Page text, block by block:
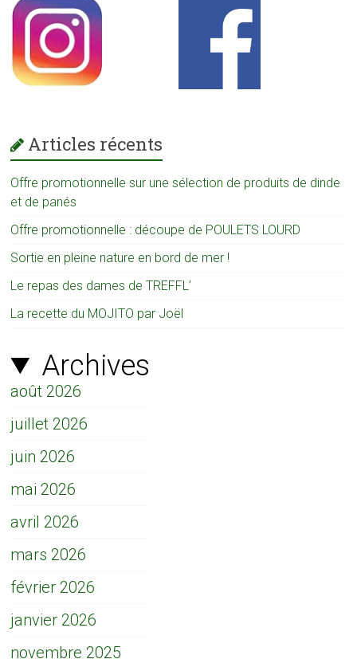
Articles récents
Offre promotionnelle sur une sélection de produits de dinde
et de panés
Offre promotionnelle : découpe de POULETS LOURD
Sortie en pleine nature en bord de mer !
Le repas des dames de TREFFL’
La recette du MOJITO par Joël
Archives
août 2026
juillet 2026
juin 2026
mai 2026
avril 2026
mars 2026
février 2026
janvier 2026
novembre 2025